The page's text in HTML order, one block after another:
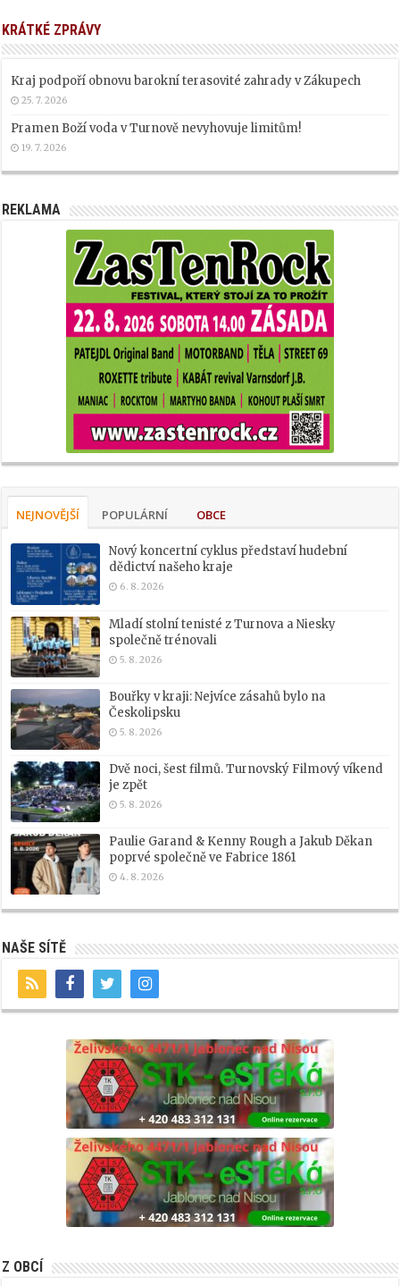
KRÁTKÉ ZPRÁVY
Kraj podpoří obnovu barokní terasovité zahrady v Zákupech
25. 7. 2026
Pramen Boží voda v Turnově nevyhovuje limitům!
19. 7. 2026
REKLAMA
NEJNOVĚJŠÍ POPULÁRNÍ OBCE
Nový koncertní cyklus představí hudební
dědictví našeho kraje
6. 8. 2026
Mladí stolní tenisté z Turnova a Niesky
společně trénovali
5. 8. 2026
Bouřky v kraji: Nejvíce zásahů bylo na
Českolipsku
5. 8. 2026
Dvě noci, šest filmů. Turnovský Filmový víkend
je zpět
5. 8. 2026
Paulie Garand & Kenny Rough a Jakub Děkan
poprvé společně ve Fabrice 1861
4. 8. 2026
NAŠE SÍTĚ
Z OBCÍ